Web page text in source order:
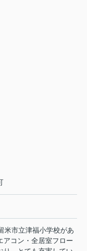
米市立津福小学校があ
アコン・全居室フロー